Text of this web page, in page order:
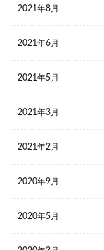
2021年8月
2021年6月
2021年5月
2021年3月
2021年2月
2020年9月
2020年5月